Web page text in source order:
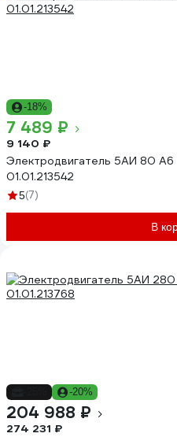
-18%
7 489 ₽
9 140 ₽
Электродвигатель 5АИ 80 А6
01.01.213542
5(7)
В
-20%
204 988 ₽
274 231 ₽